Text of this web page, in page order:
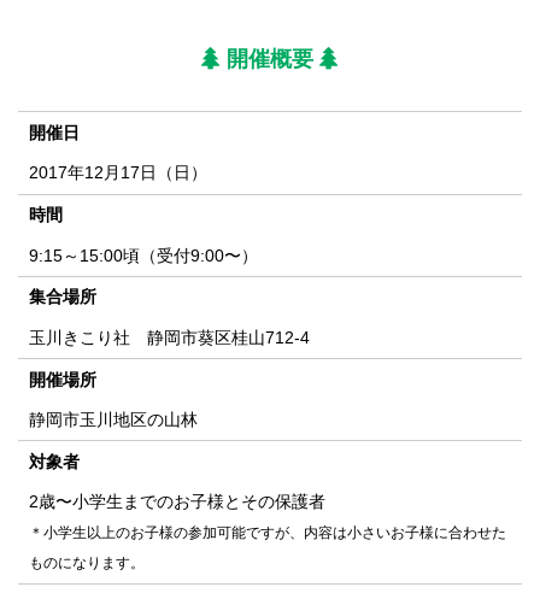
開催概要
開催日
2017年12月17日（日）
時間
9:15～15:00頃（受付9:00〜）
集合場所
玉川きこり社 静岡市葵区桂山712-4
開催場所
静岡市玉川地区の山林
対象者
2歳〜小学生までのお子様とその保護者
＊小学生以上のお子様の参加可能ですが、内容は小さいお子様に合わせた
ものになります。